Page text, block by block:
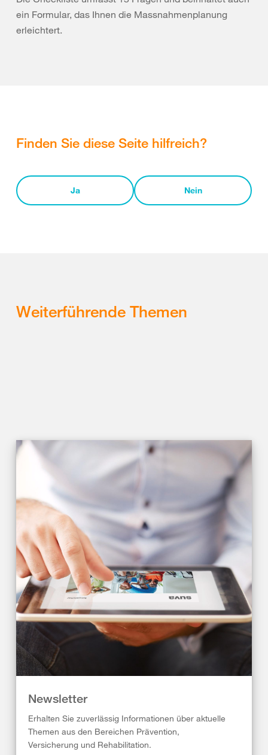
ein Formular, das Ihnen die Massnahmenplanung
erleichtert.
Finden Sie diese Seite hilfreich?
Ja Nein
Weiterführende Themen
Newsletter
Erhalten Sie zuverlässig Informationen über aktuelle
Themen aus den Bereichen Prävention,
Versicherung und Rehabilitation.